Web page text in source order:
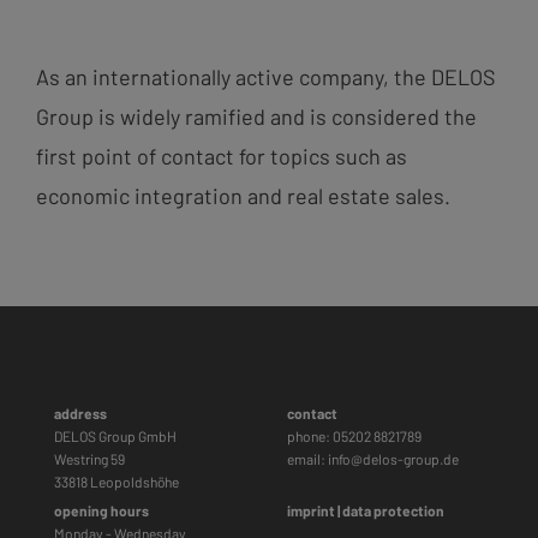
As an internationally active company, the DELOS
Group is widely ramified and is considered the
first point of contact for topics such as
economic integration and real estate sales.
address
DELOS Group GmbH
Westring 59
33818 Leopoldshöhe
contact
phone: 05202 8821789
email: info@delos-group.de
opening hours
Monday - Wednesday
imprint |data protection